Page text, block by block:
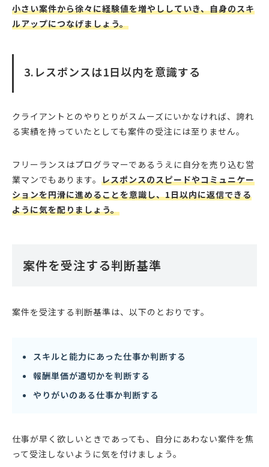
小さい案件から徐々に経験値を増やししていき、自身のスキ
ルアップにつなげましょう。
3.レスポンスは1日以内を意識する
クライアントとのやりとりがスムーズにいかなければ、誇れ
る実績を持っていたとしても案件の受注には至りません。
フリーランスはプログラマーであるうえに自分を売り込む営
業マンでもあります。 レスポンスのスピードやコミュニケー
ションを円滑に進めることを意識し、1日以内に返信できる
ように気を配りましょう。
案件を受注する判断基準
案件を受注する判断基準は、以下のとおりです。
スキルと能力にあった仕事か判断する
報酬単価が適切かを判断する
やりがいのある仕事か判断する
仕事が早く欲しいときであっても、自分にあわない案件を焦
って受注しないように気を付けましょう。